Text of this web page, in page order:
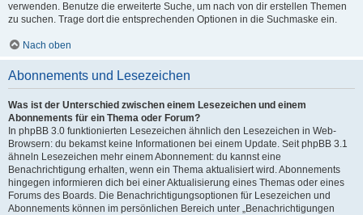
verwenden. Benutze die erweiterte Suche, um nach von dir erstellen Themen
zu suchen. Trage dort die entsprechenden Optionen in die Suchmaske ein.
Nach oben
Abonnements und Lesezeichen
Was ist der Unterschied zwischen einem Lesezeichen und einem
Abonnements für ein Thema oder Forum?
In phpBB 3.0 funktionierten Lesezeichen ähnlich den Lesezeichen in Web-
Browsern: du bekamst keine Informationen bei einem Update. Seit phpBB 3.1
ähneln Lesezeichen mehr einem Abonnement: du kannst eine
Benachrichtigung erhalten, wenn ein Thema aktualisiert wird. Abonnements
hingegen informieren dich bei einer Aktualisierung eines Themas oder eines
Forums des Boards. Die Benachrichtigungsoptionen für Lesezeichen und
Abonnements können im persönlichen Bereich unter „Benachrichtigungen